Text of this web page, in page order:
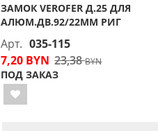
ЗАМОК VEROFER Д.25 ДЛЯ
АЛЮМ.ДВ.92/22ММ РИГ
Арт. 035-115
7,20 BYN 23,38BYN
ПОД ЗАКАЗ